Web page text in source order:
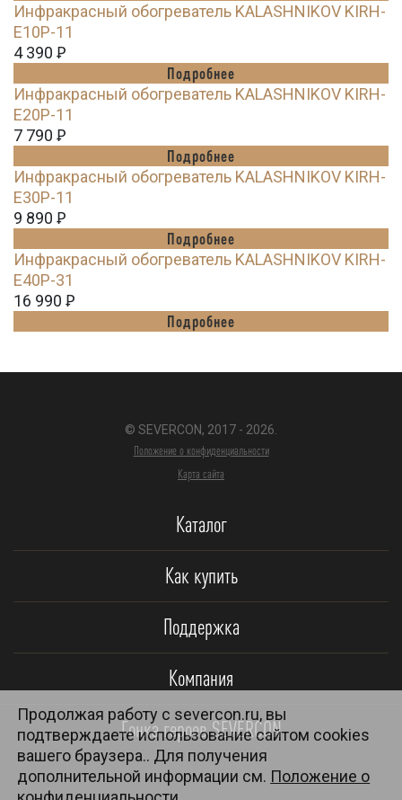
Инфракрасный обогреватель KALASHNIKOV KIRH-
E10P-11
4 390 Ꝑ
Подробнее
Инфракрасный обогреватель KALASHNIKOV KIRH-
E20P-11
7 790 Ꝑ
Подробнее
Инфракрасный обогреватель KALASHNIKOV KIRH-
E30P-11
9 890 Ꝑ
Подробнее
Инфракрасный обогреватель KALASHNIKOV KIRH-
E40P-31
16 990 Ꝑ
Подробнее
© SEVERCON, 2017 - 2026.
Положение о конфиденциальности
Карта сайта
Каталог
Как купить
Поддержка
Компания
Гонка героев SEVERCON
Продолжая работу с severcon.ru, вы
подтверждаете использование сайтом cookies
вашего браузера.. Для получения
дополнительной информации см. Положение о